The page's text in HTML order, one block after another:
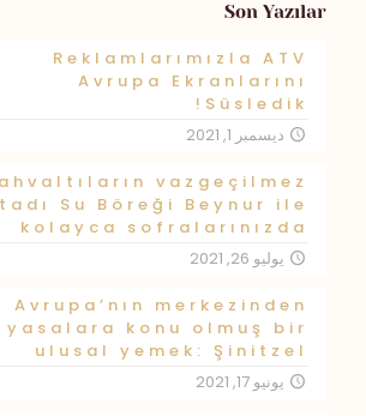
Son Yazılar
Reklamlarımızla ATV
Avrupa Ekranlarını
Süsledik!
ديسمبر 1, 2021
vazgeçilmez
tadı Su Böreği Beynur ile
kolayca sofralarınızda
يوليو 26, 2021
Avrupa’nın merkezinden
yasalara konu olmuş bir
ulusal yemek: Şinitzel
يونيو 17, 2021